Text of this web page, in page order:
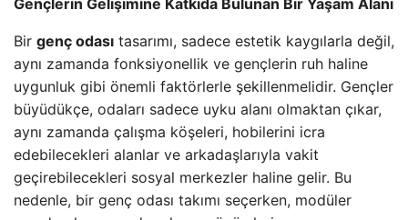
Gençlerin Gelişimine Katkıda Bulunan Bir Yaşam Alanı
Bir genç odası tasarımı, sadece estetik kaygılarla değil,
aynı zamanda fonksiyonellik ve gençlerin ruh haline
uygunluk gibi önemli faktörlerle şekillenmelidir. Gençler
büyüdükçe, odaları sadece uyku alanı olmaktan çıkar,
aynı zamanda çalışma köşeleri, hobilerini icra
edebilecekleri alanlar ve arkadaşlarıyla vakit
geçirebilecekleri sosyal merkezler haline gelir. Bu
nedenle, bir genç odası takımı seçerken, modüler